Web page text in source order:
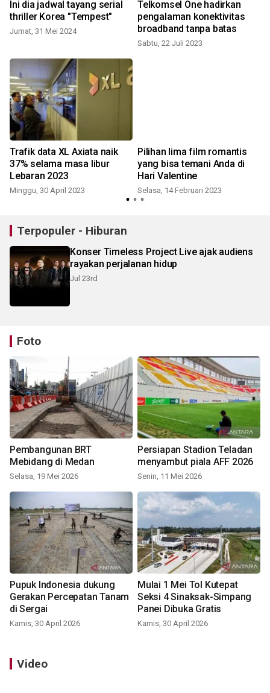
Ini dia jadwal tayang serial
thriller Korea "Tempest"
Jumat, 31 Mei 2024
Telkomsel One hadirkan
pengalaman konektivitas
broadband tanpa batas
Sabtu, 22 Juli 2023
Trafik data XL Axiata naik
37% selama masa libur
Lebaran 2023
Minggu, 30 April 2023
Pilihan lima film romantis
yang bisa temani Anda di
Hari Valentine
Selasa, 14 Februari 2023
Terpopuler - Hiburan
Konser Timeless Project Live ajak audiens
rayakan perjalanan hidup
Jul 23rd
Foto
Pembangunan BRT
Mebidang di Medan
Selasa, 19 Mei 2026
Persiapan Stadion Teladan
menyambut piala AFF 2026
Senin, 11 Mei 2026
Pupuk Indonesia dukung
Gerakan Percepatan Tanam
di Sergai
Kamis, 30 April 2026
Mulai 1 Mei Tol Kutepat
Seksi 4 Sinaksak-Simpang
Panei Dibuka Gratis
Kamis, 30 April 2026
Video